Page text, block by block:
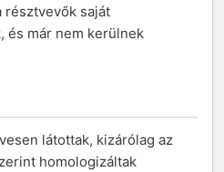
résztvevők saját
és már nem kerülnek
látottak, kizárólag az
homologizáltak